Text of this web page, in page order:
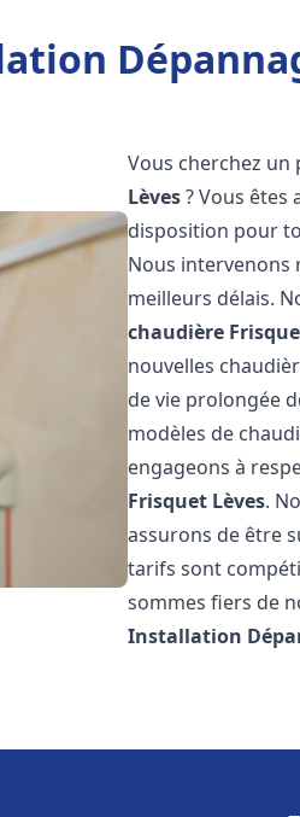
Vous cherchez
Lèves? Vous
disposition pour
Nous intervenons
meilleurs délais.
chaudière
nouvelles
de vie prolongée
modèles de
engageons à
Frisquet Lèves.
assurons de être
tarifs sont
sommes fiers de
Installation